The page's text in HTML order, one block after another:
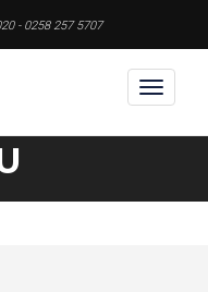
- 0258 257 5707
Toggle